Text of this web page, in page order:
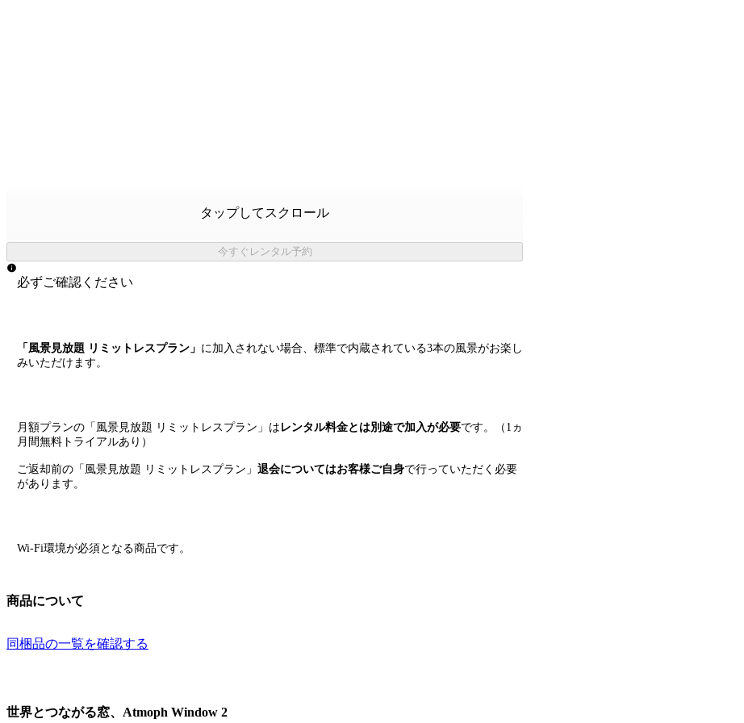
タップしてスクロール
今すぐレンタル予約
必ずご確認ください
「風景見放題 リミットレスプラン」 に加入されない場合、標準で内蔵されている3本の風景がお楽し
みいただけます。
月額プランの「風景見放題 リミットレスプラン」は レンタル料金とは別途で加入が必要です。（1ヵ
月間無料トライアルあり）
ご返却前の「風景見放題 リミットレスプラン」 退会についてはお客様ご自身で行っていただく必要
があります。
Wi-Fi環境が必須となる商品です。
商品について
同梱品の一覧を確認する
世界とつながる窓、Atmoph Window 2